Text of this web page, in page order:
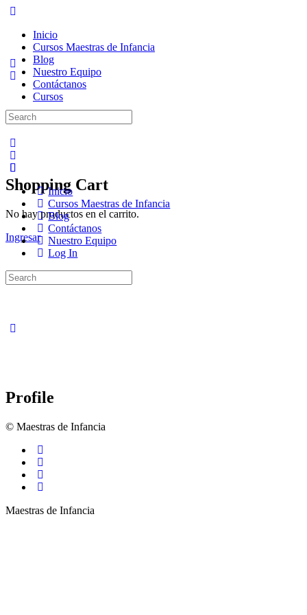
Inicio
Cursos Maestras de Infancia
Blog
Nuestro Equipo
Contáctanos
Cursos
Shopping Cart
No hay productos en el carrito.
Ingresar
Search
for:
Inicio
Cursos Maestras de Infancia
Blog
Contáctanos
Nuestro Equipo
Log In
Search
for:
Profile
© Maestras de Infancia
Maestras de Infancia